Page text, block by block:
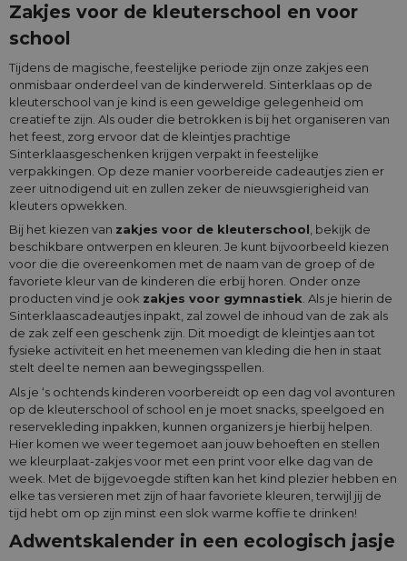
Zakjes voor de kleuterschool en voor
school
Tijdens de magische, feestelijke periode zijn onze zakjes een
onmisbaar onderdeel van de kinderwereld. Sinterklaas op de
kleuterschool van je kind is een geweldige gelegenheid om
creatief te zijn. Als ouder die betrokken is bij het organiseren van
het feest, zorg ervoor dat de kleintjes prachtige
Sinterklaasgeschenken krijgen verpakt in feestelijke
verpakkingen. Op deze manier voorbereide cadeautjes zien er
zeer uitnodigend uit en zullen zeker de nieuwsgierigheid van
kleuters opwekken.
Bij het kiezen van zakjes voor de kleuterschool , bekijk de
beschikbare ontwerpen en kleuren. Je kunt bijvoorbeeld kiezen
voor die die overeenkomen met de naam van de groep of de
favoriete kleur van de kinderen die erbij horen. Onder onze
producten vind je ook zakjes voor gymnastiek . Als je hierin de
Sinterklaascadeautjes inpakt, zal zowel de inhoud van de zak als
de zak zelf een geschenk zijn. Dit moedigt de kleintjes aan tot
fysieke activiteit en het meenemen van kleding die hen in staat
stelt deel te nemen aan bewegingsspellen.
Als je ‘s ochtends kinderen voorbereidt op een dag vol avonturen
op de kleuterschool of school en je moet snacks, speelgoed en
reservekleding inpakken, kunnen organizers je hierbij helpen.
Hier komen we weer tegemoet aan jouw behoeften en stellen
we kleurplaat-zakjes voor met een print voor elke dag van de
week. Met de bijgevoegde stiften kan het kind plezier hebben en
elke tas versieren met zijn of haar favoriete kleuren, terwijl jij de
tijd hebt om op zijn minst een slok warme koffie te drinken!
Adwentskalender in een ecologisch jasje